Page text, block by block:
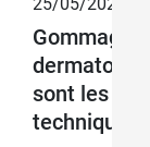
10,99 €
21,99 €
Gommage
sont les
techniques